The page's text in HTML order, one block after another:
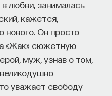
любви, занималась
кажется,
нового. Он просто
«Жак» сюжетную
муж, узнав о том,
уважает свободу
способного
— развитие
оно будет.
эффективность,
будет работать
и насколько
и профессии.